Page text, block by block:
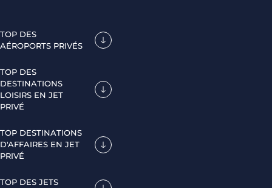
TOP DES
AÉROPORTS PRIVÉS
TOP DES
DESTINATIONS
LOISIRS EN JET
PRIVÉ
TOP DESTINATIONS
D'AFFAIRES EN JET
PRIVÉ
TOP DES JETS